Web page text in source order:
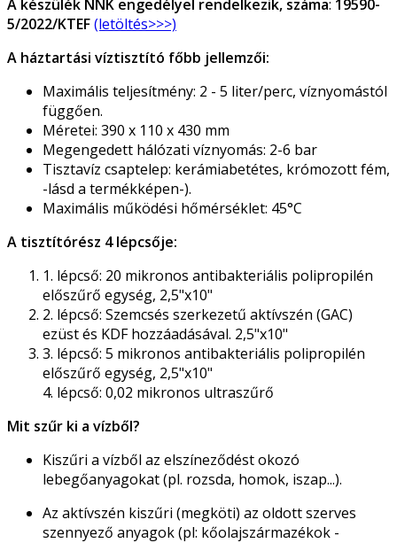
A készülék NNK engedélyel rendelkezik, száma: 19590-
5/2022/KTEF(letöltés>>>)
A háztartási víztisztító főbb jellemzői:
Maximális teljesítmény: 2 - 5 liter/perc, víznyomástól
függően.
Méretei: 390 x 110 x 430 mm
Megengedett hálózati víznyomás: 2-6 bar
Tisztavíz csaptelep: kerámiabetétes, krómozott fém,
-lásd a termékképen-).
Maximális működési hőmérséklet: 45°C
A tisztítórész 4 lépcsője:
1. lépcső: 20 mikronos antibakteriális polipropilén
előszűrő egység, 2,5"x10"
2. lépcső: Szemcsés szerkezetű aktívszén (GAC)
ezüst és KDF hozzáadásával. 2,5"x10"
3. lépcső: 5 mikronos antibakteriális polipropilén
előszűrő egység, 2,5"x10"
4. lépcső: 0,02 mikronos ultraszűrő
Mit szűr ki a vízből?
Kiszűri a vízből az elszíneződést okozó
lebegőanyagokat (pl. rozsda, homok, iszap...).
Az aktívszén kiszűri (megköti) az oldott szerves
szennyező anyagok (pl: kőolajszármazékok -